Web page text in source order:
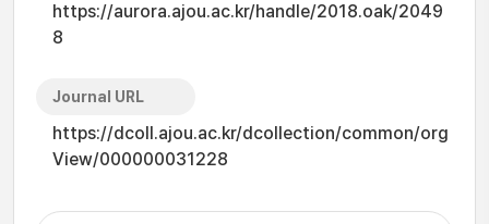
https://aurora.ajou.ac.kr/handle/2018.oak/2049
8
Journal URL
https://dcoll.ajou.ac.kr/dcollection/common/org
View/000000031228